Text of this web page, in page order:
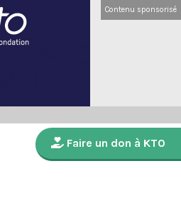
Contenu sponsorisé
Faire un don à KTO